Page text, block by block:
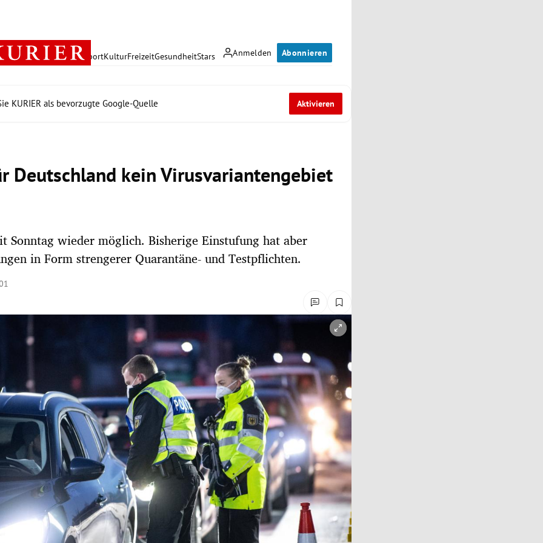
Anmelden Abonnieren
PolitikWirtschaft SportKulturFreizeitGesundheitStars
KURIER als bevorzugte Google-Quelle Aktivieren
Deutschland kein Virusvariantengebiet
Sonntag wieder möglich. Bisherige Einstufung hat aber
in Form strengerer Quarantäne- und Testpflichten.
öffnen/schließen